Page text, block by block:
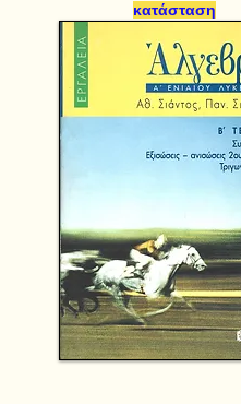
κατάσταση